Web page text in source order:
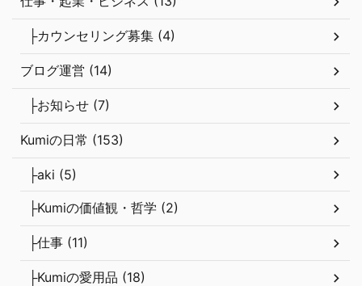
├カウンセリング募集 (4)
ブログ運営 (14)
├お知らせ (7)
Kumiの日常 (153)
├aki (5)
├Kumiの価値観・哲学 (2)
├仕事 (11)
├Kumiの愛用品 (18)